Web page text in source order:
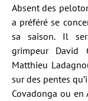
Absent des
a préféré se
sa saison. Il
grimpeur David
Matthieu
sur des pentes
Covadonga ou